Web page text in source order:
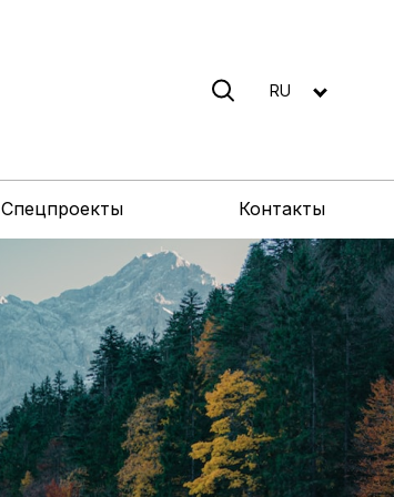
RU
Спецпроекты Контакты